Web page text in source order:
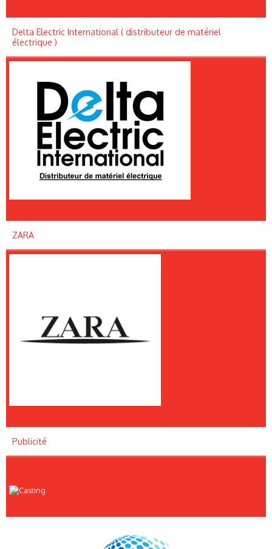
Delta Electric International ( distributeur de matériel
électrique )
ZARA
Publicité